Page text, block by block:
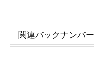
関連バックナンバー